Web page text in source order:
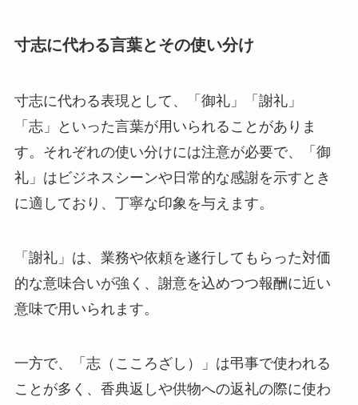
寸志に代わる言葉とその使い分け
寸志に代わる表現として、「御礼」「謝礼」
「志」といった言葉が用いられることがありま
す。それぞれの使い分けには注意が必要で、「御
礼」はビジネスシーンや日常的な感謝を示すとき
に適しており、丁寧な印象を与えます。
「謝礼」は、業務や依頼を遂行してもらった対価
的な意味合いが強く、謝意を込めつつ報酬に近い
意味で用いられます。
一方で、「志（こころざし）」は弔事で使われる
ことが多く、香典返しや供物への返礼の際に使わ